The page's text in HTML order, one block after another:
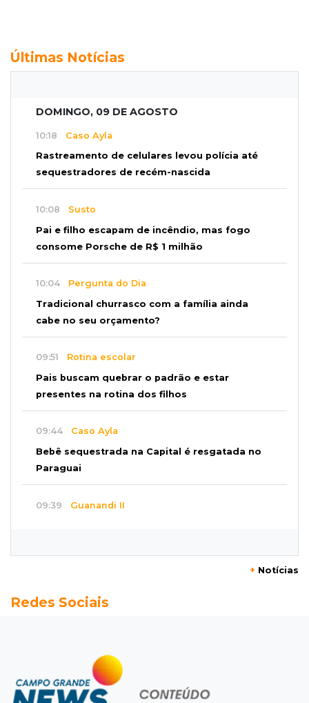
Últimas Notícias
DOMINGO, 09 DE AGOSTO
10:18 Caso Ayla
Rastreamento de celulares levou polícia até
sequestradores de recém-nascida
10:08 Susto
Pai e filho escapam de incêndio, mas fogo
consome Porsche de R$ 1 milhão
10:04 Pergunta do Dia
Tradicional churrasco com a família ainda
cabe no seu orçamento?
09:51 Rotina escolar
Pais buscam quebrar o padrão e estar
presentes na rotina dos filhos
09:44 Caso Ayla
Bebê sequestrada na Capital é resgatada no
Paraguai
09:39 Guanandi II
Carro bate em poste e deixa casas e
Parceria firmada
Federação de futebol assume manutenção de
dois estádios de Campo Grande
+ Notícias
Redes Sociais